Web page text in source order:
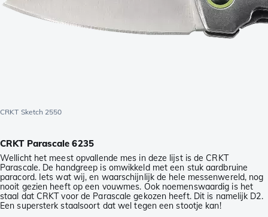
CRKT Sketch 2550
CRKT Parascale 6235
Wellicht het meest opvallende mes in deze lijst is de CRKT
Parascale. De handgreep is omwikkeld met een stuk aardbruine
paracord. Iets wat wij, en waarschijnlijk de hele messenwereld, nog
nooit gezien heeft op een vouwmes. Ook noemenswaardig is het
staal dat CRKT voor de Parascale gekozen heeft. Dit is namelijk D2.
Een supersterk staalsoort dat wel tegen een stootje kan!